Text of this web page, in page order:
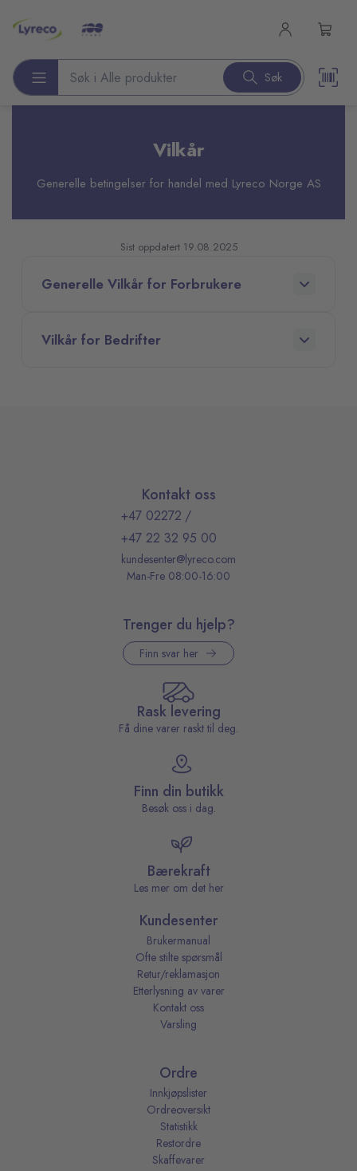
Søk etter produkter Søk
Vilkår
Generelle betingelser for handel med Lyreco Norge AS
Sist oppdatert 19.08.2025
Generelle Vilkår for Forbrukere
Vilkår for Bedrifter
Kontakt oss
+47 02272 /
+47 22 32 95 00
kundesenter@lyreco.com
Man-Fre 08:00-16:00
Trenger du hjelp?
Finn svar her
Rask levering
Få dine varer raskt til deg.
Finn din butikk
Besøk oss i dag.
Bærekraft
Les mer om det her
Kundesenter
Brukermanual
Ofte stilte spørsmål
Retur/reklamasjon
Etterlysning av varer
Kontakt oss
Varsling
Ordre
Innkjøpslister
Ordreoversikt
Statistikk
Restordre
Skaffevarer